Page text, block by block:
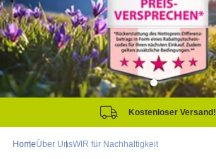
Kostenloser Versand!
HomeÜber UnsWIR für Nachhaltigkeit